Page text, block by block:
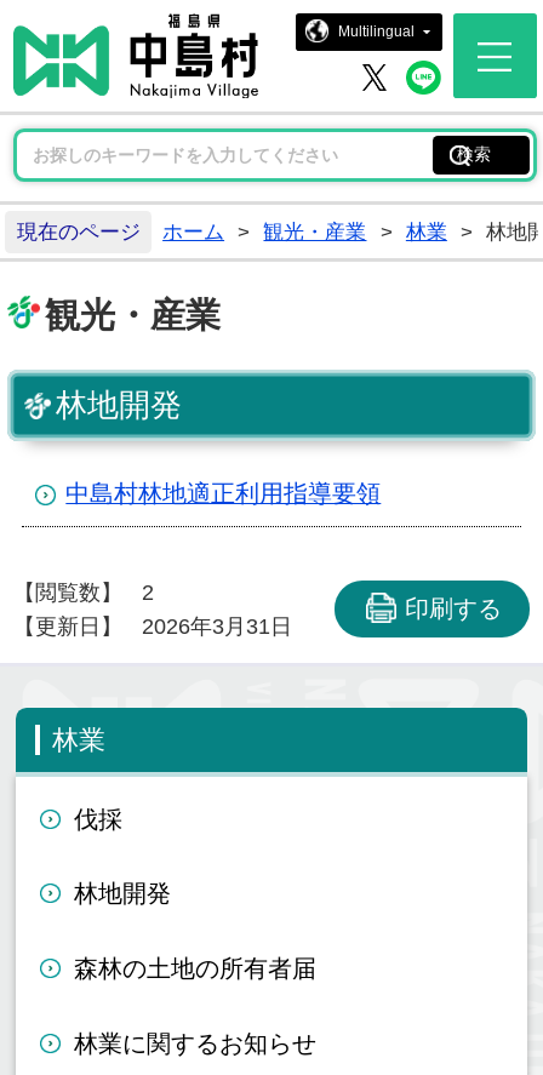
中島村ホ
Multilingual
中島村 X中島
現在のページ ホーム > 観光・産業 > 林業 > 林地
観光・産業
林地開発
中島村林地適正利用指導要領
【閲覧数】
2
【更新日】
2026年3月31日
印刷する
林業
伐採
林地開発
森林の土地の所有者届
林業に関するお知らせ